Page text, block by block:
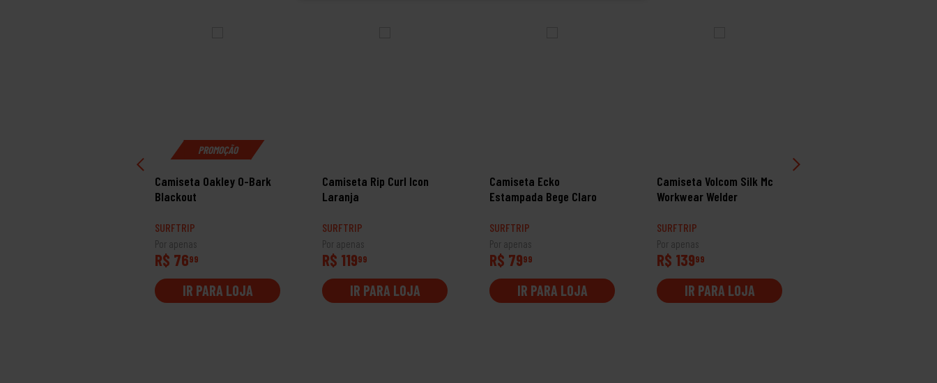
PROMOÇÃO
Camiseta Oakley O-Bark
Blackout
SURFTRIP
Por apenas
R$ 7699
IR PARA LOJA
Camiseta Rip Curl Icon
Laranja
SURFTRIP
Por apenas
R$ 11999
IR PARA LOJA
Camiseta Ecko
Estampada Bege Claro
SURFTRIP
Por apenas
R$ 7999
IR PARA LOJA
Camiseta Volcom Silk Mc
Workwear Welder
SURFTRIP
Por apenas
R$ 13999
IR PARA LOJA